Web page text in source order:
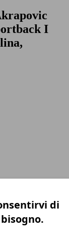
I
di